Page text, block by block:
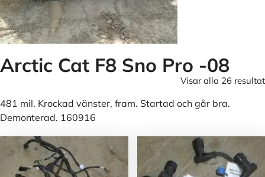
Arctic Cat F8 Sno Pro -08
Visar alla 26 resultat
481 mil. Krockad vänster, fram. Startad och går bra.
Demonterad. 160916